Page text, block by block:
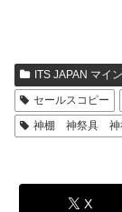
ITS JAPAN マイ
セールスコピー
神棚 神祭具 神
X